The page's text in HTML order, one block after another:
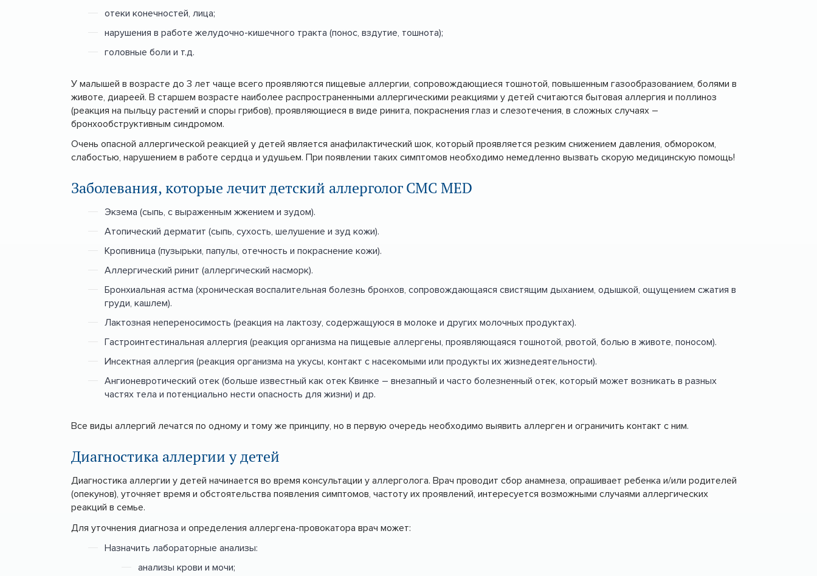
отеки конечностей, лица;
нарушения в работе желудочно-кишечного тракта (понос, вздутие, тошнота);
головные боли и т.д.
У малышей в возрасте до 3 лет чаще всего проявляются пищевые аллергии, сопровождающиеся тошнотой, повышенным газообразованием, болями в
животе, диареей. В старшем возрасте наиболее распространенными аллергическими реакциями у детей считаются бытовая аллергия и поллиноз
(реакция на пыльцу растений и споры грибов), проявляющиеся в виде ринита, покраснения глаз и слезотечения, в сложных случаях –
бронхообструктивным синдромом.
Очень опасной аллергической реакцией у детей является анафилактический шок, который проявляется резким снижением давления, обмороком,
слабостью, нарушением в работе сердца и удушьем. При появлении таких симптомов необходимо немедленно вызвать скорую медицинскую помощь!
Заболевания, которые лечит детский аллерголог CMC MED
Экзема (сыпь, с выраженным жжением и зудом).
Атопический дерматит (сыпь, сухость, шелушение и зуд кожи).
Кропивница (пузырьки, папулы, отечность и покраснение кожи).
Аллергический ринит (аллергический насморк).
Бронхиальная астма (хроническая воспалительная болезнь бронхов, сопровождающаяся свистящим дыханием, одышкой, ощущением сжатия в
груди, кашлем).
Лактозная непереносимость (реакция на лактозу, содержащуюся в молоке и других молочных продуктах).
Гастроинтестинальная аллергия (реакция организма на пищевые аллергены, проявляющаяся тошнотой, рвотой, болью в животе, поносом).
Инсектная аллергия (реакция организма на укусы, контакт с насекомыми или продукты их жизнедеятельности).
Ангионевротический отек (больше известный как отек Квинке – внезапный и часто болезненный отек, который может возникать в разных
частях тела и потенциально нести опасность для жизни) и др.
Все виды аллергий лечатся по одному и тому же принципу, но в первую очередь необходимо выявить аллерген и ограничить контакт с ним.
Диагностика аллергии у детей
Диагностика аллергии у детей начинается во время консультации у аллерголога. Врач проводит сбор анамнеза, опрашивает ребенка и/или родителей
(опекунов), уточняет время и обстоятельства появления симптомов, частоту их проявлений, интересуется возможными случаями аллергических
реакций в семье.
Для уточнения диагноза и определения аллергена-провокатора врач может:
Назначить лабораторные анализы:
анализы крови и мочи;